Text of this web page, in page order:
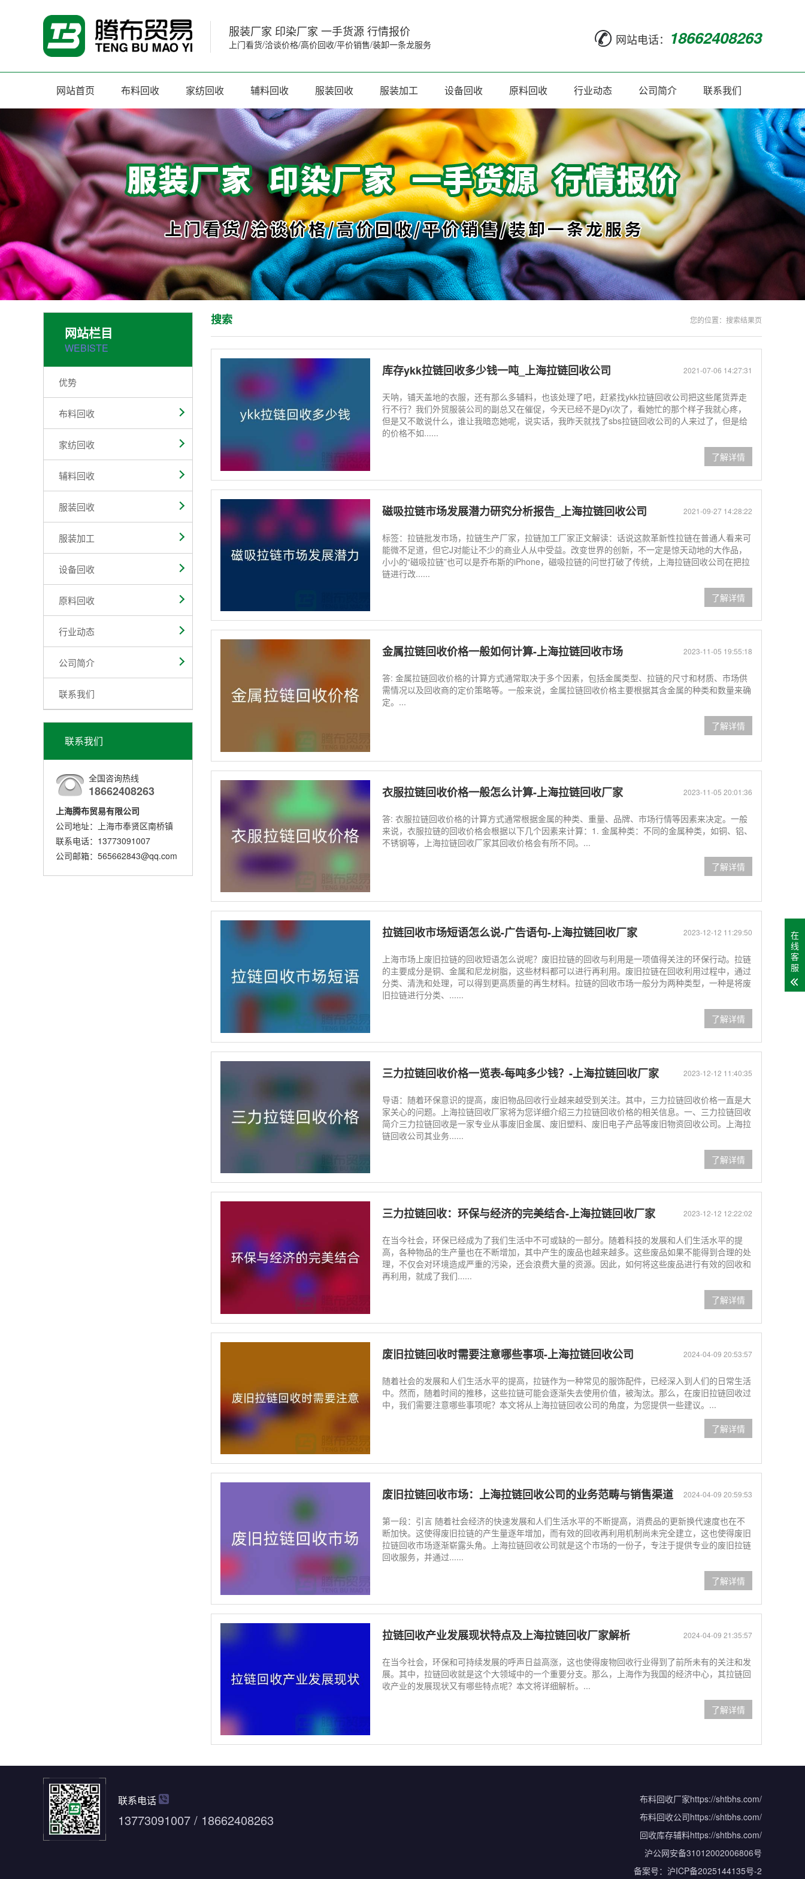
服装厂家 印染厂家 一手货源 行情报价
上门看货/洽谈价格/高价回收/平价销售/装卸一条龙服务 网站电话： 18662408263
网站首页 布料回收 家纺回收 辅料回收 服装回收 服装加工 设备回收 原料回收 行业动态 公司简介 联系我们
网站栏目
WEBISTE
优势
布料回收
家纺回收
辅料回收
服装回收
服装加工
设备回收
原料回收
行业动态
公司简介
联系我们
联系我们
全国咨询热线
18662408263
上海腾布贸易有限公司
公司地址：上海市奉贤区南桥镇
联系电话：13773091007
公司邮箱：565662843@qq.com
您的位置： 搜索结果页
搜索
2021-07-06 14:27:31
库存ykk拉链回收多少钱一吨_上海拉链回收公司
天呐，铺天盖地的衣服，还有那么多辅料，也该处理了吧，赶紧找ykk拉链回收公司把这些尾货弄走
行不行？我们外贸服装公司的副总又在催促，今天已经不是Dyi次了，看她忙的那个样子我就心疼，
但是又不敢说什么，谁让我暗恋她呢，说实话，我昨天就找了sbs拉链回收公司的人来过了，但是给
的价格不如......
了解详情
2021-09-27 14:28:22
磁吸拉链市场发展潜力研究分析报告_上海拉链回收公司
标签：拉链批发市场，拉链生产厂家，拉链加工厂家正文解读：话说这款革新性拉链在普通人看来可
能微不足道，但它J对能让不少的商业人从中受益。改变世界的创新，不一定是惊天动地的大作品，
小小的“磁吸拉链”也可以是乔布斯的iPhone，磁吸拉链的问世打破了传统，上海拉链回收公司在把拉
链进行改......
了解详情
2023-11-05 19:55:18
金属拉链回收价格一般如何计算-上海拉链回收市场
答: 金属拉链回收价格的计算方式通常取决于多个因素，包括金属类型、拉链的尺寸和材质、市场供
需情况以及回收商的定价策略等。一般来说，金属拉链回收价格主要根据其含金属的种类和数量来确
定。...
了解详情
2023-11-05 20:01:36
衣服拉链回收价格一般怎么计算-上海拉链回收厂家
答: 衣服拉链回收价格的计算方式通常根据金属的种类、重量、品牌、市场行情等因素来决定。一般
来说，衣服拉链的回收价格会根据以下几个因素来计算：1. 金属种类：不同的金属种类，如铜、铝、
不锈钢等，上海拉链回收厂家其回收价格会有所不同。...
了解详情
2023-12-12 11:29:50
拉链回收市场短语怎么说-广告语句-上海拉链回收厂家
上海市场上废旧拉链的回收短语怎么说呢？废旧拉链的回收与利用是一项值得关注的环保行动。拉链
的主要成分是铜、金属和尼龙树脂，这些材料都可以进行再利用。废旧拉链在回收利用过程中，通过
分类、清洗和处理，可以得到更高质量的再生材料。拉链的回收市场一般分为两种类型，一种是将废
旧拉链进行分类、......
了解详情
2023-12-12 11:40:35
三力拉链回收价格一览表-每吨多少钱？-上海拉链回收厂家
导语：随着环保意识的提高，废旧物品回收行业越来越受到关注。其中，三力拉链回收价格一直是大
家关心的问题。上海拉链回收厂家将为您详细介绍三力拉链回收价格的相关信息。一、三力拉链回收
简介三力拉链回收是一家专业从事废旧金属、废旧塑料、废旧电子产品等废旧物资回收公司。上海拉
链回收公司其业务......
了解详情
2023-12-12 12:22:02
三力拉链回收：环保与经济的完美结合-上海拉链回收厂家
在当今社会，环保已经成为了我们生活中不可或缺的一部分。随着科技的发展和人们生活水平的提
高，各种物品的生产量也在不断增加，其中产生的废品也越来越多。这些废品如果不能得到合理的处
理，不仅会对环境造成严重的污染，还会浪费大量的资源。因此，如何将这些废品进行有效的回收和
再利用，就成了我们......
了解详情
2024-04-09 20:53:57
废旧拉链回收时需要注意哪些事项-上海拉链回收公司
随着社会的发展和人们生活水平的提高，拉链作为一种常见的服饰配件，已经深入到人们的日常生活
中。然而，随着时间的推移，这些拉链可能会逐渐失去使用价值，被淘汰。那么，在废旧拉链回收过
中，我们需要注意哪些事项呢？本文将从上海拉链回收公司的角度，为您提供一些建议。...
了解详情
2024-04-09 20:59:53
废旧拉链回收市场：上海拉链回收公司的业务范畴与销售渠道
第一段：引言 随着社会经济的快速发展和人们生活水平的不断提高，消费品的更新换代速度也在不
断加快。这使得废旧拉链的产生量逐年增加，而有效的回收再利用机制尚未完全建立，这也使得废旧
拉链回收市场逐渐崭露头角。上海拉链回收公司就是这个市场的一份子，专注于提供专业的废旧拉链
回收服务，并通过......
了解详情
2024-04-09 21:35:57
拉链回收产业发展现状特点及上海拉链回收厂家解析
在当今社会，环保和可持续发展的呼声日益高涨，这也使得废物回收行业得到了前所未有的关注和发
展。其中，拉链回收就是这个大领域中的一个重要分支。那么，上海作为我国的经济中心，其拉链回
收产业的发展现状又有哪些特点呢？本文将详细解析。...
了解详情
联系电话
13773091007 / 18662408263
布料回收厂家https://shtbhs.com/
布料回收公司https://shtbhs.com/
回收库存辅料https://shtbhs.com/
沪公网安备31012002006806号
备案号： 沪ICP备2025144135号-2
在
线
客
服